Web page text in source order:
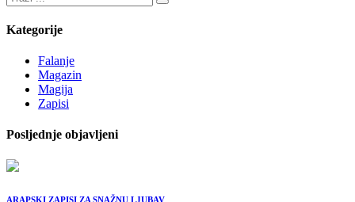
Kategorije
Falanje
Magazin
Magija
Zapisi
Posljednje objavljeni
ARAPSKI ZAPISI ZA SNAŽNU LJUBAV